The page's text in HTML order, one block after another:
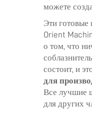
можете
Эти готовые
Orient
о том, что
состоит, и
для
Все лучшие
для других